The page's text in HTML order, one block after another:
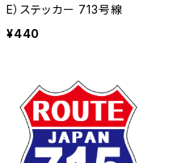
E）ステッカー 713号線
¥440